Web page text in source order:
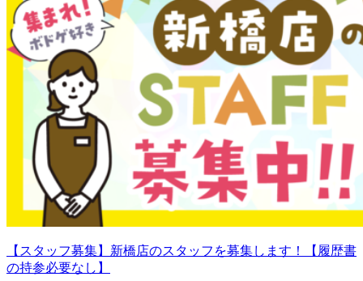
【スタッフ募集】新橋店のスタッフを募集します！【履歴書
の持参必要なし】